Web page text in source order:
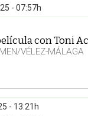
- 07:57h
con Toni
VÉLEZ-MÁLAGA
- 13:21h